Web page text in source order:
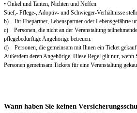
• Onkel und Tanten, Nichten und Neffen
Stief,- Pflege-, Adoptiv- und Schwieger-Verhältnisse
b) Ihr Ehepartner, Lebenspartner oder Lebensgefährte
c) Personen, die nicht an der Veranstaltung
pflegebedürftige Angehörige betreuen.
d) Personen, die gemeinsam mit Ihnen ein Ticket
Außerdem deren Angehörige. Diese Regel gilt nur, wenn
Personen gemeinsam Tickets für eine Veranstaltung
Wann haben Sie keinen